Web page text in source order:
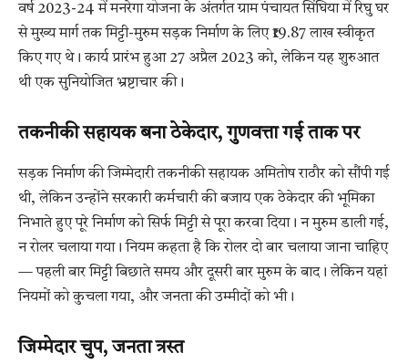
वर्ष 2023-24 में मनरेगा योजना के अंतर्गत ग्राम पंचायत सिंघिया में रिघु घर
से मुख्य मार्ग तक मिट्टी-मुरुम सड़क निर्माण के लिए ₹19.87 लाख स्वीकृत
किए गए थे। कार्य प्रारंभ हुआ 27 अप्रैल 2023 को, लेकिन यह शुरुआत
थी एक सुनियोजित भ्रष्टाचार की।
तकनीकी सहायक बना ठेकेदार, गुणवत्ता गई ताक पर
सड़क निर्माण की जिम्मेदारी तकनीकी सहायक अमितोष राठौर को सौंपी गई
थी, लेकिन उन्होंने सरकारी कर्मचारी की बजाय एक ठेकेदार की भूमिका
निभाते हुए पूरे निर्माण को सिर्फ मिट्टी से पूरा करवा दिया। न मुरुम डाली गई,
न रोलर चलाया गया। नियम कहता है कि रोलर दो बार चलाया जाना चाहिए
— पहली बार मिट्टी बिछाते समय और दूसरी बार मुरुम के बाद। लेकिन यहां
नियमों को कुचला गया, और जनता की उम्मीदों को भी।
जिम्मेदार चुप, जनता त्रस्त